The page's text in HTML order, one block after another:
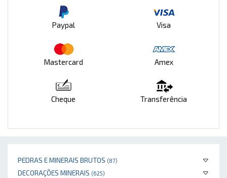
PEDRAS E MINERAIS BRUTOS (87)
DECORAÇÕES MINERAIS (625)
Paypal Visa
Mastercard Amex
Cheque Transferência